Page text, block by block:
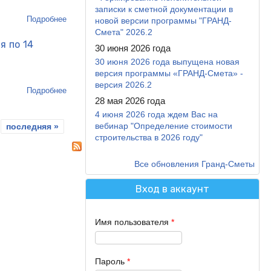
Подробнее о Изменения и дополнения баз Гранд-Сметы за период
с 27 августа по 07 сентября 2012 года
по 14
Подробнее о Изменения и дополнения баз Гранд-Сметы за период
с 10 сентября по 14 сентября 2012 года
последняя »
записки к сметной документации в
новой версии программы "ГРАНД-
Смета" 2026.2
30 июня 2026 года
30 июня 2026 года выпущена новая
версия программы «ГРАНД-Смета» -
версия 2026.2
28 мая 2026 года
4 июня 2026 года ждем Вас на
вебинар "Определение стоимости
строительства в 2026 году"
Все обновления Гранд-Сметы
Вход в аккаунт
Имя пользователя *
Пароль *